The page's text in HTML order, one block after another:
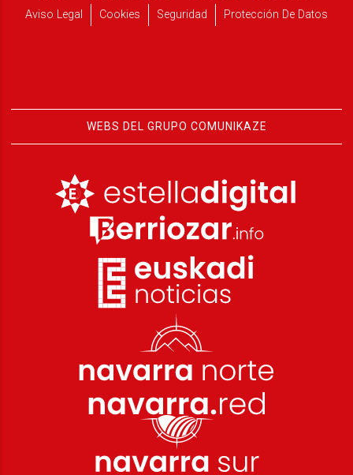
Aviso Legal
Cookies Seguridad Protección De Datos
WEBS DEL GRUPO COMUNIKAZE